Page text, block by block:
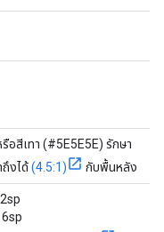
อสีเทา (#5E5E5E) รักษา
งได้(4.5:1) กับพื้นหลัง